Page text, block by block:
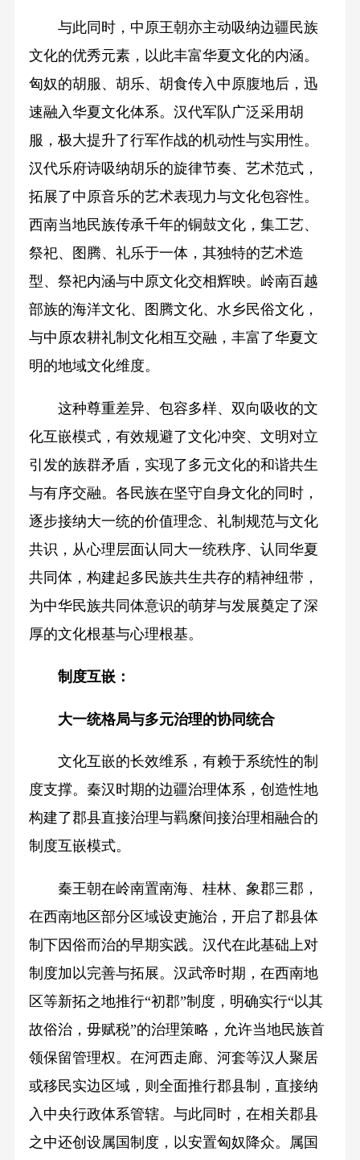
与此同时，中原王朝亦主动吸纳边疆民族
文化的优秀元素，以此丰富华夏文化的内涵。
匈奴的胡服、胡乐、胡食传入中原腹地后，迅
速融入华夏文化体系。汉代军队广泛采用胡
服，极大提升了行军作战的机动性与实用性。
汉代乐府诗吸纳胡乐的旋律节奏、艺术范式，
拓展了中原音乐的艺术表现力与文化包容性。
西南当地民族传承千年的铜鼓文化，集工艺、
祭祀、图腾、礼乐于一体，其独特的艺术造
型、祭祀内涵与中原文化交相辉映。岭南百越
部族的海洋文化、图腾文化、水乡民俗文化，
与中原农耕礼制文化相互交融，丰富了华夏文
明的地域文化维度。
这种尊重差异、包容多样、双向吸收的文
化互嵌模式，有效规避了文化冲突、文明对立
引发的族群矛盾，实现了多元文化的和谐共生
与有序交融。各民族在坚守自身文化的同时，
逐步接纳大一统的价值理念、礼制规范与文化
共识，从心理层面认同大一统秩序、认同华夏
共同体，构建起多民族共生共存的精神纽带，
为中华民族共同体意识的萌芽与发展奠定了深
厚的文化根基与心理根基。
制度互嵌：
大一统格局与多元治理的协同统合
文化互嵌的长效维系，有赖于系统性的制
度支撑。秦汉时期的边疆治理体系，创造性地
构建了郡县直接治理与羁縻间接治理相融合的
制度互嵌模式。
秦王朝在岭南置南海、桂林、象郡三郡，
在西南地区部分区域设吏施治，开启了郡县体
制下因俗而治的早期实践。汉代在此基础上对
制度加以完善与拓展。汉武帝时期，在西南地
区等新拓之地推行“初郡”制度，明确实行“以其
故俗治，毋赋税”的治理策略，允许当地民族首
领保留管理权。在河西走廊、河套等汉人聚居
或移民实边区域，则全面推行郡县制，直接纳
入中央行政体系管辖。与此同时，在相关郡县
之中还创设属国制度，以安置匈奴降众。属国